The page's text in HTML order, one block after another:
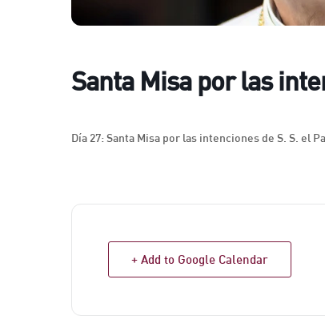
Santa Misa por las
Día 27: Santa Misa por las intenciones de S. S. el
+ Add to Google Calendar